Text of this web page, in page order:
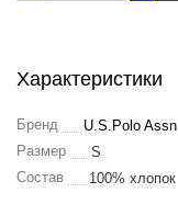
Характеристики
Бренд
U.S.Polo Assn
Размер
S
Состав
100% хлопок